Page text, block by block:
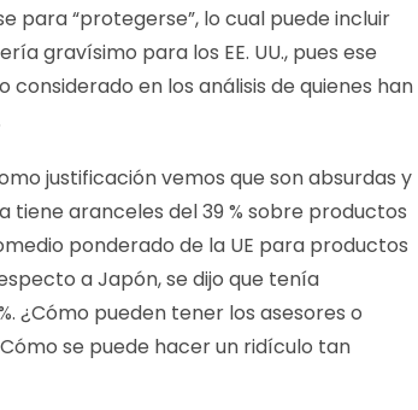
para “protegerse”, lo cual puede incluir
gravísimo para los EE. UU., pues ese
considerado en los análisis de quienes han
justificación vemos que son absurdas y
tiene aranceles del 39 % sobre productos
ponderado de la UE para productos
a Japón, se dijo que tenía
¿Cómo pueden tener los asesores o
se puede hacer un ridículo tan